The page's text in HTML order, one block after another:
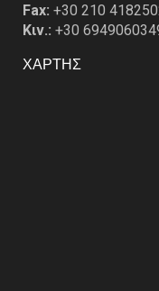
Fax: +30 210
Κιν.: +30
ΧΑΡΤΗΣ